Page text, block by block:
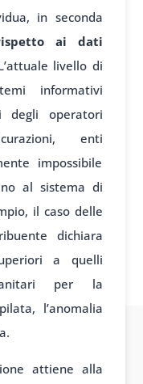
in seconda
ai dati
livello di
informativi
degli operatori
enti
impossibile
al sistema di
il caso delle
dichiara
a quelli
per la
l’anomalia
attiene alla